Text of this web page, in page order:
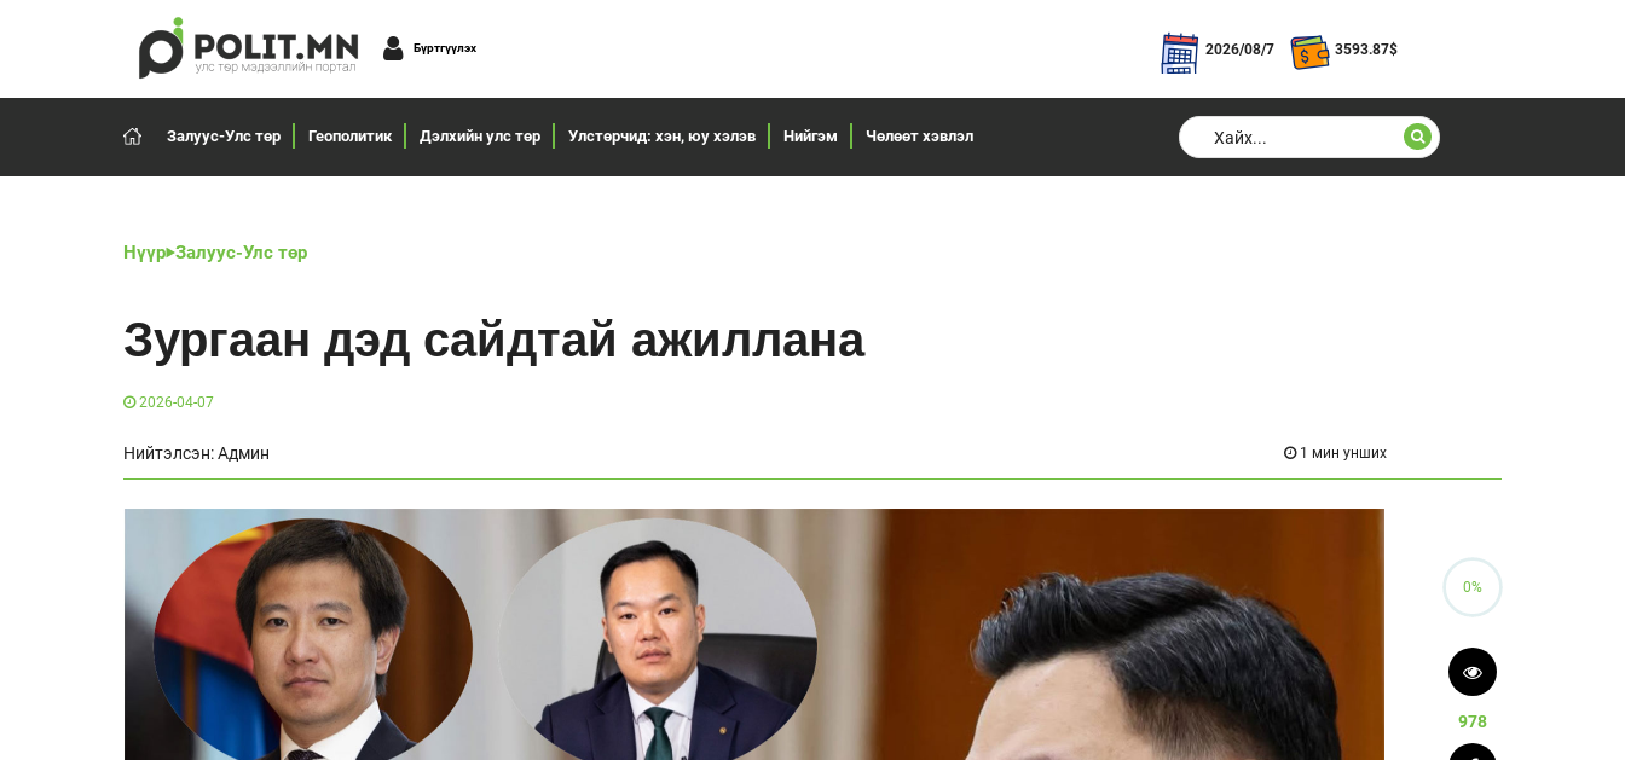
Бүртгүүлэх 2026/08/7 3593.87$
Залуус-Улс төр Геополитик Дэлхийн улс төр Улстөрчид: хэн, юу хэлэв Нийгэм Чөлөөт хэвлэл
Нүүр Залуус-Улс төр
Зургаан дэд сайдтай ажиллана
2026-04-07
Нийтэлсэн: Админ 1 мин унших
0%
978